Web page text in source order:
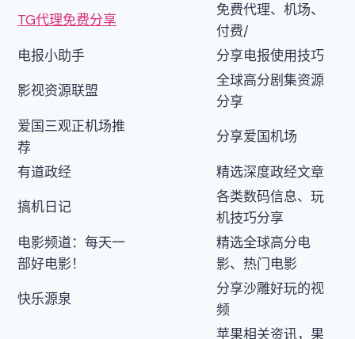
TG代理免费分享
免费代理、机场、
付费/
电报小助手
分享电报使用技巧
影视资源联盟
全球高分剧集资源
分享
爱国三观正机场推
荐
分享爱国机场
有道政经
精选深度政经文章
搞机日记
各类数码信息、玩
机技巧分享
电影频道：每天一
部好电影！
精选全球高分电
影、热门电影
快乐源泉
分享沙雕好玩的视
频
苹果相关资讯，果